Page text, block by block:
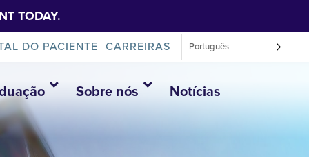
TODAY.
DO PACIENTE CARREIRAS Português
Sobre nós Notícias